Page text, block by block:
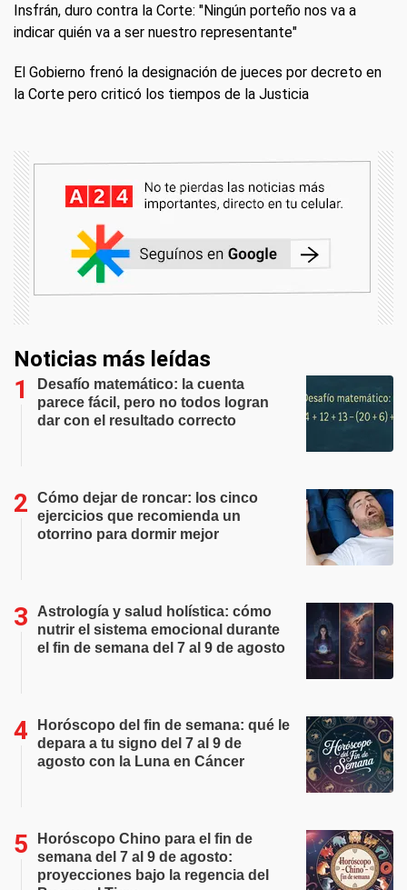
Insfrán, duro contra la Corte: "Ningún porteño nos va a
indicar quién va a ser nuestro representante"
El Gobierno frenó la designación de jueces por decreto en
la Corte pero criticó los tiempos de la Justicia
Noticias más leídas
Desafío matemático: la cuenta
parece fácil, pero no todos logran
dar con el resultado correcto
Cómo dejar de roncar: los cinco
ejercicios que recomienda un
otorrino para dormir mejor
Astrología y salud holística: cómo
nutrir el sistema emocional durante
el fin de semana del 7 al 9 de agosto
Horóscopo del fin de semana: qué le
depara a tu signo del 7 al 9 de
agosto con la Luna en Cáncer
Horóscopo Chino para el fin de
semana del 7 al 9 de agosto:
proyecciones bajo la regencia del